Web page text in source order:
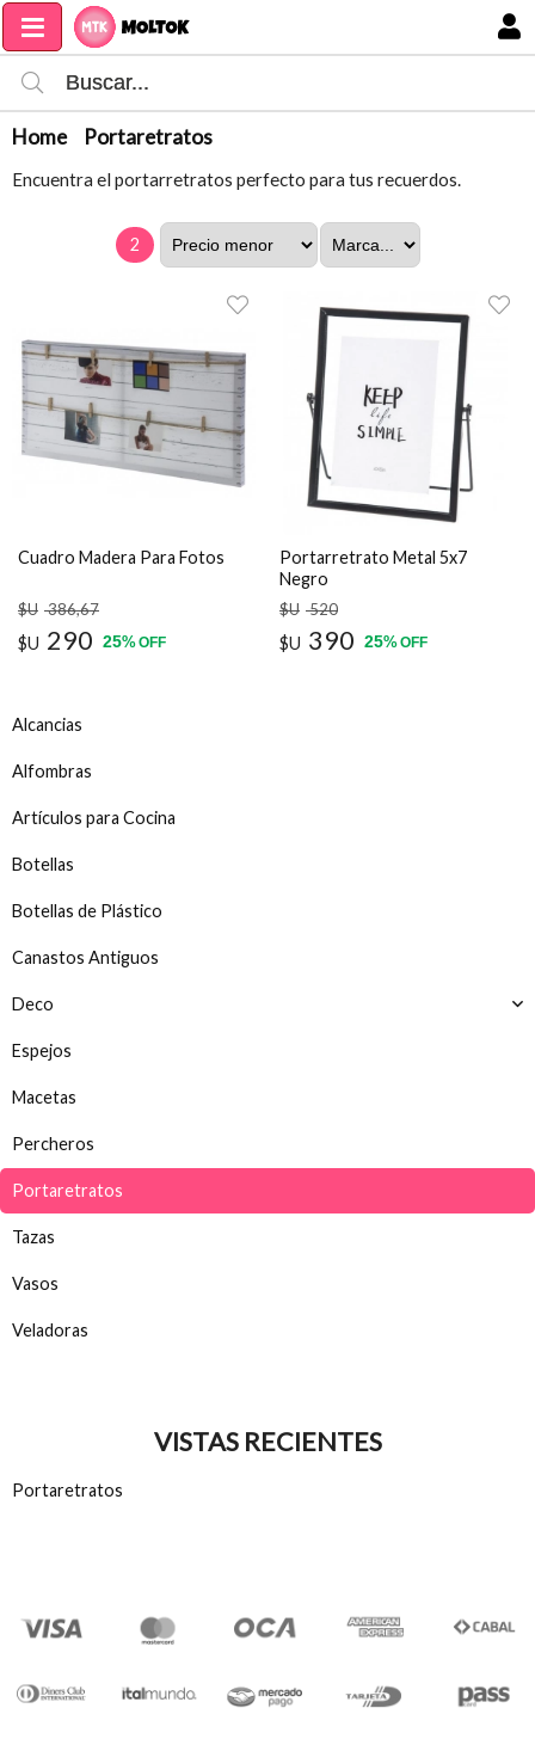
Alcancias
Alfombras
Artículos para Cocina
Botellas
Botellas de Plástico
Canastos Antiguos
Deco
Espejos
Macetas
Percheros
Portaretratos
Tazas
Vasos
Veladoras
Home Portaretratos
Encuentra el portarretratos perfecto para tus recuerdos.
2
Cuadro Madera Para Fotos
$U 386,67
$U 290 25%OFF
Portarretrato Metal 5x7
Negro
$U 520
$U 390 25%OFF
VISTAS RECIENTES
Portaretratos